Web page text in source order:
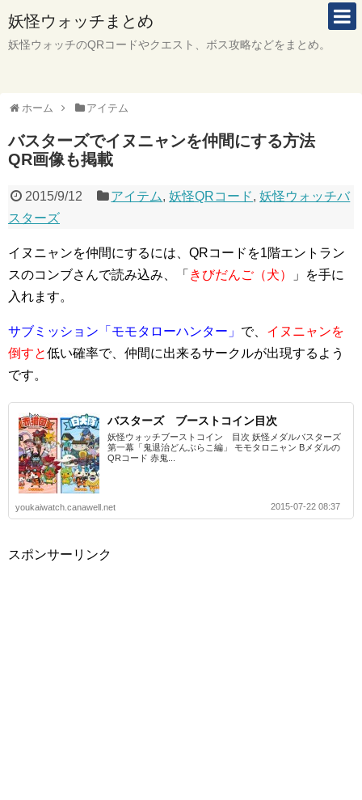
妖怪ウォッチまとめ
妖怪ウォッチのQRコードやクエスト、ボス攻略などをまとめ。
ホーム アイテム
バスターズでイヌニャンを仲間にする方法
QR画像も掲載
2015/9/12 アイテム,妖怪QRコード,妖怪ウォッチバ
スターズ
イヌニャンを仲間にするには、QRコードを1階エントラン
スのコンブさんで読み込み、「 きびだんご（犬）
」を手に
入れます。
サブミッション「モモタローハンター」 で、 イヌニャンを
倒すと低い確率で、仲間に出来るサークルが出現するよう
です。
バスターズ ブーストコイン目次
妖怪ウォッチブーストコイン 目次 妖怪メダルバスターズ
第一幕「鬼退治どんぶらこ編」 モモタロニャン Bメダルの
QRコード 赤鬼...
youkaiwatch.canawell.net 2015-07-22 08:37
スポンサーリンク